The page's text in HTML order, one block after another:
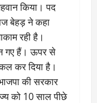
किया। पद
बेहड़ ने कहा
रही है।
गए हैं। ऊपर से
कर दिया है।
की सरकार
को 10 साल पीछे